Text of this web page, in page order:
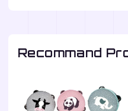
Recommand